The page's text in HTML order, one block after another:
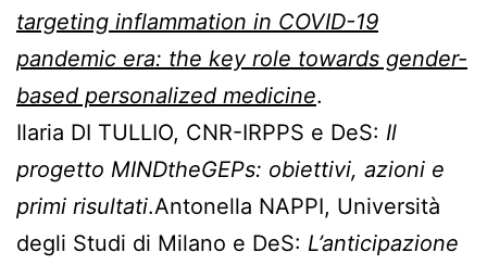
targeting inflammation in COVID-19
pandemic era: the key role towards gender-
based personalized medicine.
Ilaria DI TULLIO, CNR-IRPPS e DeS: Il
progetto MINDtheGEPs: obiettivi, azioni e
primi risultati.Antonella NAPPI, Università
degli Studi di Milano e DeS: L’anticipazione